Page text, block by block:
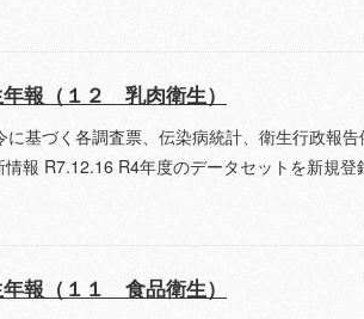
報（１２ 乳肉衛生）
に基づく各調査票、伝染病統計、衛生行政報
報 R7.12.16 R4年度のデータセットを新規登
報（１１ 食品衛生）